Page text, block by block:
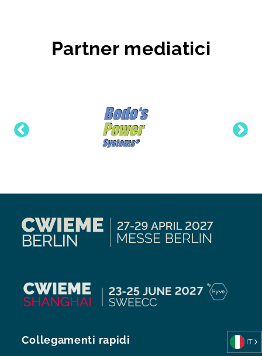
Partner mediatici
Collegamenti rapidi
IT